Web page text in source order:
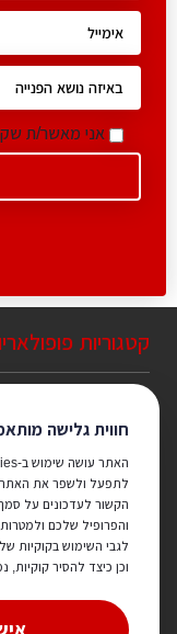
אני מאשר/ת
חווית גלישה
לתפעל ולשפר את
הקשור לעדכונים על
והפרופיל שלכם
לגבי השימוש בקוקיות
וכן כיצד להסיר קוקיות,
קטגוריות
כללי
צריכים ייעוץ